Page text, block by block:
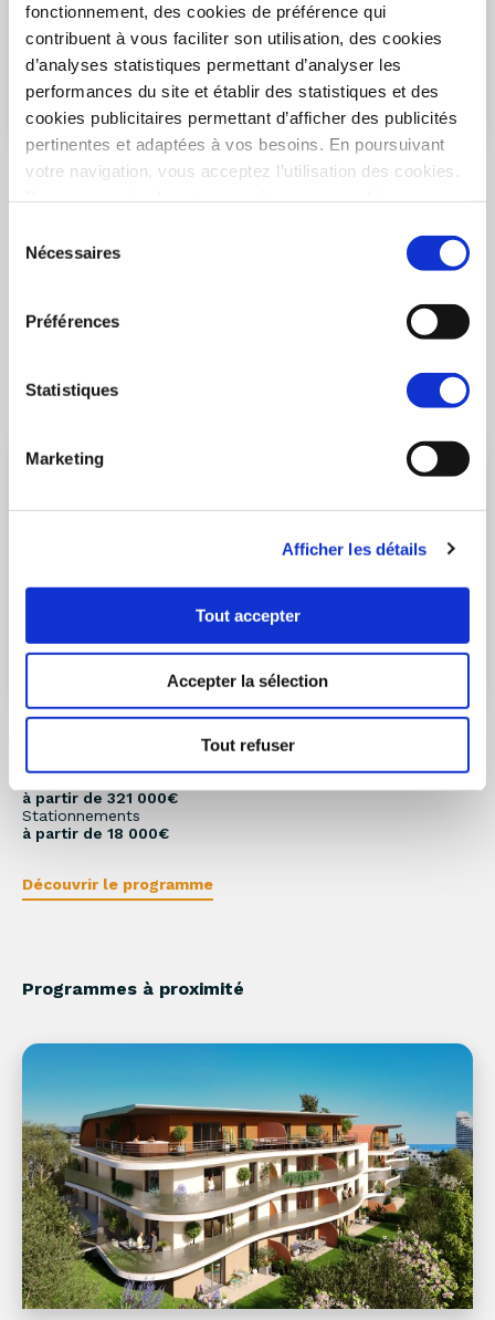
fonctionnement, des cookies de préférence qui
contribuent à vous faciliter son utilisation, des cookies
d’analyses statistiques permettant d’analyser les
performances du site et établir des statistiques et des
cookies publicitaires permettant d’afficher des publicités
pertinentes et adaptées à vos besoins. En poursuivant
votre navigation, vous acceptez l’utilisation des cookies.
Nécessaires
Préférences
Statistiques
Marketing
Afficher les détails
Tout accepter
Accepter la sélection
Tout refuser
ANTIBES
- 06160
Le Réminiscence
Stationnements
Découvrir le programme
ANTIBES- 06600
à partir de 321 000€
Stationnements
à partir de 18 000€
Découvrir le programme
Programmes à proximité